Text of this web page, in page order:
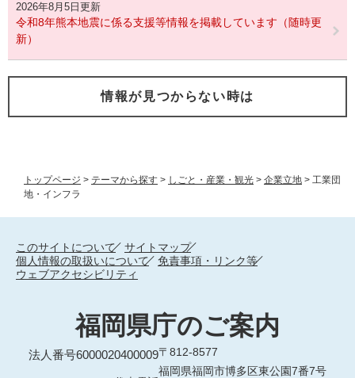
トップページ > テーマから探す > しごと・産業・観光 > 企業立地 > 工業団
地・インフラ
2026年8月5日更新
令和8年熊本地震に係る支援等情報を掲載しています（随時更
新）
情報が見つからない時は
このサイトについて
サイトマップ
個人情報の取扱いについて
免責事項・リンク等
ウェブアクセシビリティ
福岡県庁のご案内
法人番号6000020400009〒812-8577
福岡県福岡市博多区東公園7番7号